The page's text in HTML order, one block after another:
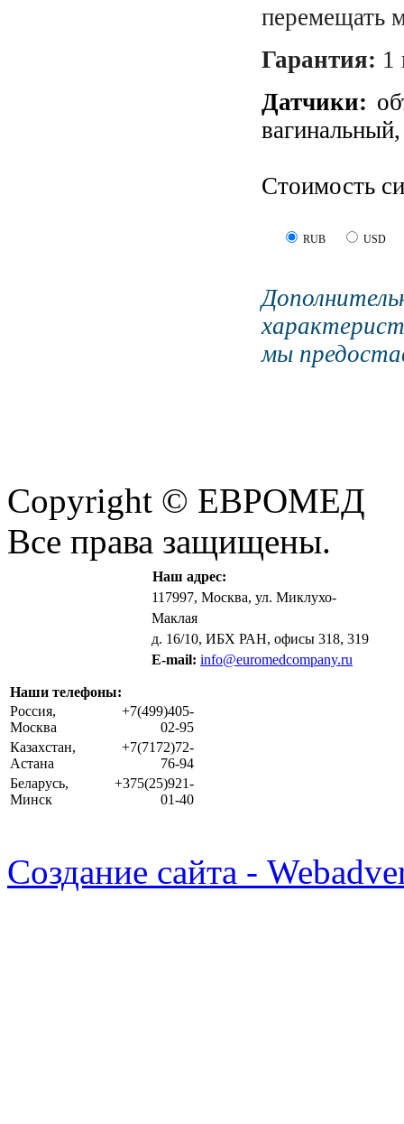
перемещать
Гарантия: 1
Датчики:
Стоимость
RUB USD
мы
Copyright © ЕВРОМЕД
Все права защищены.
Наш адрес:
117997, Москва, ул. Миклухо-
Маклая
д. 16/10, ИБХ РАН, офисы 318, 319
E-mail: info@euromedcompany.ru
Наши телефоны:
Россия,
Москва
+7(499)405-
02-95
Казахстан,
Астана
+7(7172)72-
76-94
Беларусь,
Минск
+375(25)921-
01-40
Создание сайта -